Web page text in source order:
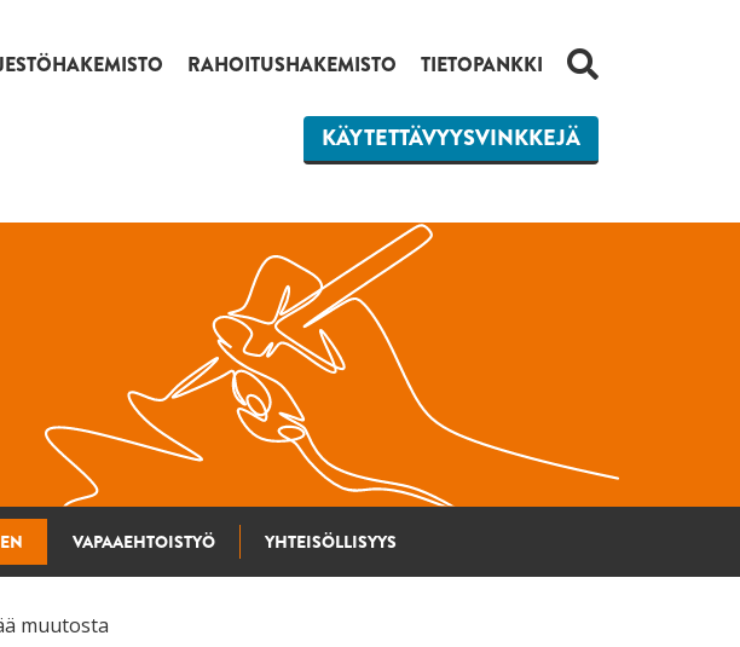
RAHOITUSHAKEMISTO TIETOPANKKI HAKU
KÄYTETTÄVYYSVINKKEJÄ
VAPAAEHTOISTYÖ YHTEISÖLLISYYS
muutosta